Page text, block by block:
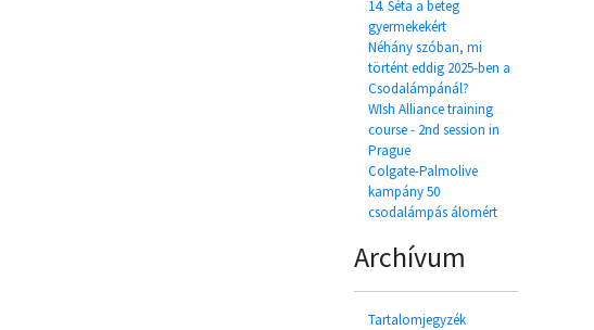
14. Séta a beteg
gyermekekért
Néhány szóban, mi
történt eddig 2025-ben a
Csodalámpánál?
WIsh Alliance training
course - 2nd session in
Prague
Colgate-Palmolive
kampány 50
csodalámpás álomért
Archívum
Tartalomjegyzék